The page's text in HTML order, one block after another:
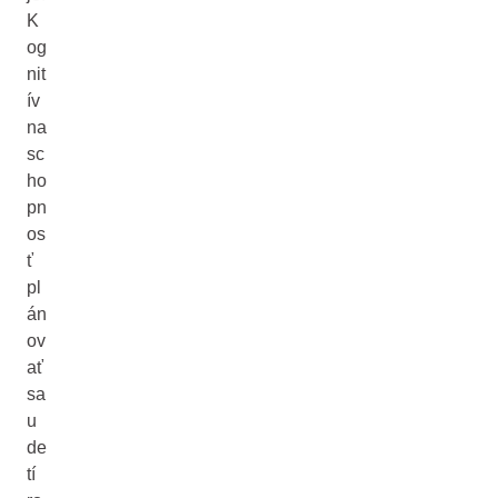
K
og
nit
ív
na
sc
ho
pn
os
ť
pl
án
ov
ať
sa
u
de
tí